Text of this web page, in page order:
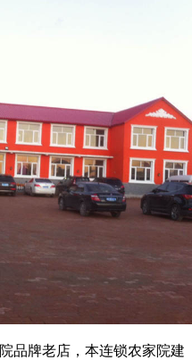
院品牌老店，本连锁农家院建